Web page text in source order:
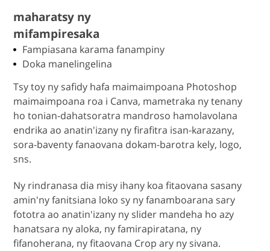
maharatsy ny
mifampiresaka
Fampiasana karama fanampiny
Doka manelingelina
Tsy toy ny safidy hafa maimaimpoana Photoshop
maimaimpoana roa i Canva, mametraka ny tenany
ho tonian-dahatsoratra mandroso hamolavolana
endrika ao anatin'izany ny firafitra isan-karazany,
sora-baventy fanaovana dokam-barotra kely, logo,
sns.
Ny rindranasa dia misy ihany koa fitaovana sasany
amin'ny fanitsiana loko sy ny fanamboarana sary
fototra ao anatin'izany ny slider mandeha ho azy
hanatsara ny aloka, ny famirapiratana, ny
fifanoherana, ny fitaovana Crop ary ny sivana.